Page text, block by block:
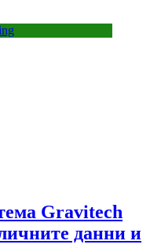
Gravitech
данни и